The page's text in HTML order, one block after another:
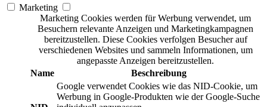
Marketing
Marketing Cookies werden für Werbung verwendet, um
Besuchern relevante Anzeigen und Marketingkampagnen
bereitzustellen. Diese Cookies verfolgen Besucher auf
verschiedenen Websites und sammeln Informationen, um
angepasste Anzeigen bereitzustellen.
Name
Beschreibung
Google verwendet Cookies wie das NID-Cookie, um
Werbung in Google-Produkten wie der Google-Suche